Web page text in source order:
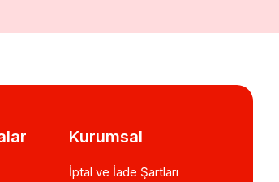
Kurumsal
İptal ve İade Şartları